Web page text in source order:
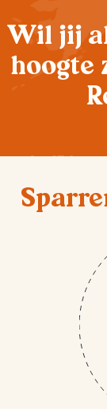
Wil jij
hoogte